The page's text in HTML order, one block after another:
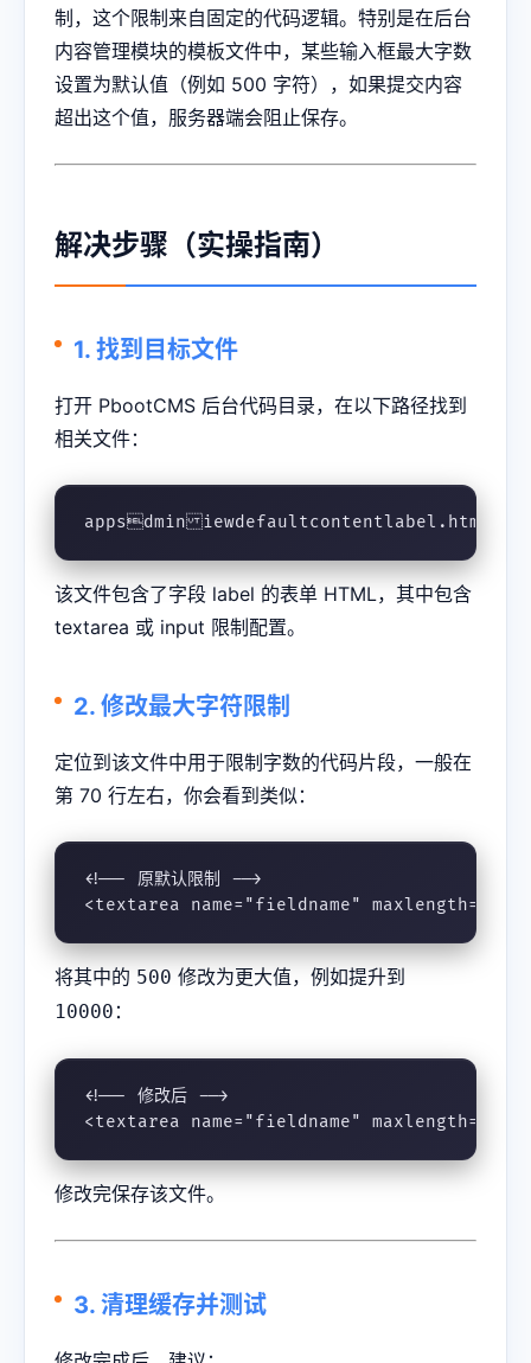
制，这个限制来自固定的代码逻辑。特别是在后台
内容管理模块的模板文件中，某些输入框最大字数
设置为默认值（例如 500 字符），如果提交内容
超出这个值，服务器端会阻止保存。
解决步骤（实操指南）
1. 找到目标文件
打开 PbootCMS 后台代码目录，在以下路径找到
相关文件：
appsdminiewdefaultcontentlabel.html
该文件包含了字段 label 的表单 HTML，其中包含
textarea 或 input 限制配置。
2. 修改最大字符限制
定位到该文件中用于限制字数的代码片段，一般在
第 70 行左右，你会看到类似：
<!-- 原默认限制 -->
<textarea name="fieldname"
将其中的 500 修改为更大值，例如提升到
10000 ：
<!-- 修改后 -->
<textarea name="fieldname"
修改完保存该文件。
3. 清理缓存并测试